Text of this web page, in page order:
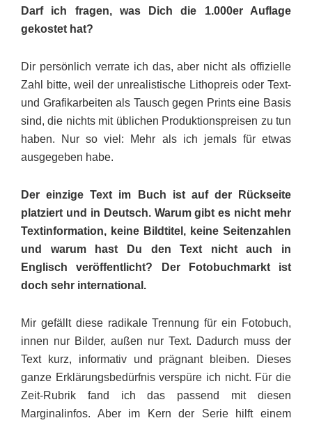
Darf ich fragen, was Dich die 1.000er Auflage
gekostet hat?
Dir persönlich verrate ich das, aber nicht als offizielle
Zahl bitte, weil der unrealistische Lithopreis oder Text-
und Grafikarbeiten als Tausch gegen Prints eine Basis
sind, die nichts mit üblichen Produktions­preisen zu tun
haben. Nur so viel: Mehr als ich jemals für etwas
ausgegeben habe.
Der einzige Text im Buch ist auf der Rückseite
platziert und in Deutsch. Warum gibt es nicht mehr
Textinformation, keine Bildtitel, keine Seitenzahlen
und warum hast Du den Text nicht auch in
Englisch veröffentlicht? Der Fotobuchmarkt ist
doch sehr international.
Mir gefällt diese radikale Trennung für ein Fotobuch,
innen nur Bilder, außen nur Text. Dadurch muss der
Text kurz, informativ und prägnant bleiben. Dieses
ganze Erklä­rungs­bedürfnis verspüre ich nicht. Für die
Zeit-Rubrik fand ich das passend mit diesen
Marginalinfos. Aber im Kern der Serie hilft einem